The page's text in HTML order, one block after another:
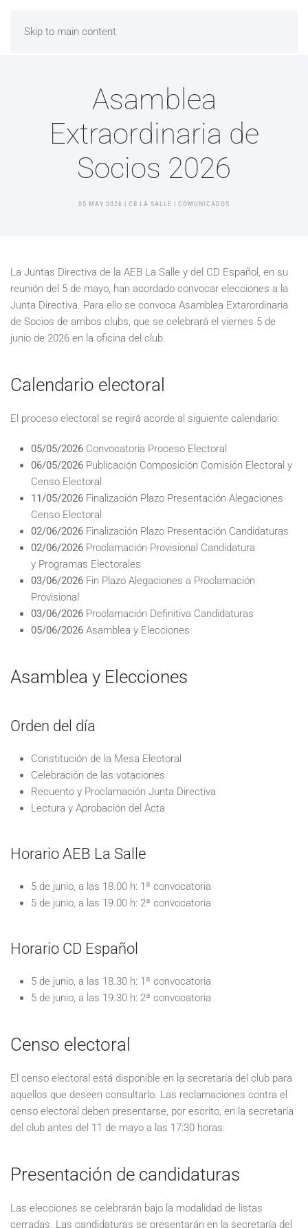
Skip to main content
Asamblea
Extraordinaria de
Socios 2026
05 MAY 2026 | CB LA SALLE | COMUNICADOS
La Juntas Directiva de la AEB La Salle y del CD Español, en su
reunión del 5 de mayo, han acordado convocar elecciones a la
Junta Directiva. Para ello se convoca Asamblea Extarordinaria
de Socios de ambos clubs, que se celebrará el viernes 5 de
junio de 2026 en la oficina del club.
Calendario electoral
El proceso electoral se regirá acorde al siguiente calendario:
05/05/2026 Convocatoria Proceso Electoral
06/05/2026 Publicación Composición Comisión Electoral y
Censo Electoral
11/05/2026 Finalización Plazo Presentación Alegaciones
Censo Electoral
02/06/2026 Finalización Plazo Presentación Candidaturas
02/06/2026 Proclamación Provisional Candidatura
y Programas Electorales
03/06/2026 Fin Plazo Alegaciones a Proclamación
Provisional
03/06/2026 Proclamación Definitiva Candidaturas
05/06/2026 Asamblea y Elecciones
Asamblea y Elecciones
Orden del día
Constitución de la Mesa Electoral
Celebración de las votaciones
Recuento y Proclamación Junta Directiva
Lectura y Aprobación del Acta
Horario AEB La Salle
5 de junio, a las 18.00 h: 1ª convocatoria
5 de junio, a las 19.00 h: 2ª convocatoria
Horario CD Español
5 de junio, a las 18.30 h: 1ª convocatoria
5 de junio, a las 19.30 h: 2ª convocatoria
Censo electoral
El censo electoral está disponible en la secretaría del club para
aquellos que deseen consultarlo. Las reclamaciones contra el
censo electoral deben presentarse, por escrito, en la secretaría
del club antes del 11 de mayo a las 17:30 horas.
Presentación de candidaturas
Las elecciones se celebrarán bajo la modalidad de listas
cerradas. Las candidaturas se presentarán en la secretaría del